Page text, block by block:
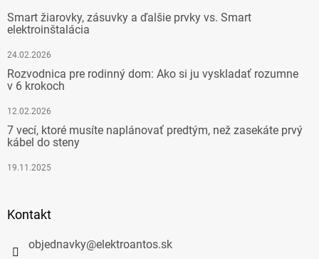
Smart žiarovky, zásuvky a ďalšie prvky vs. Smart
elektroinštalácia
24.02.2026
Rozvodnica pre rodinný dom: Ako si ju vyskladať rozumne
v 6 krokoch
12.02.2026
7 vecí, ktoré musíte naplánovať predtým, než zasekáte prvý
kábel do steny
19.11.2025
Kontakt
objednavky@elektroantos.sk